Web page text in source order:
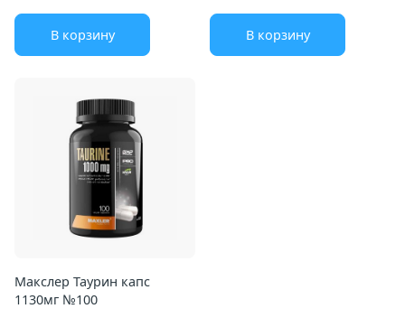
В корзину В корзину
Макслер Таурин капс
1130мг №100